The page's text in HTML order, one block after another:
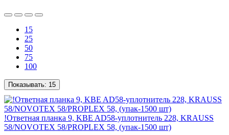
15
25
50
75
100
Показывать: 15
!Ответная планка 9, KBE AD58-уплотнитель 228, KRAUSS
58/NOVOTEX 58/PROPLEX 58, (упак-1500 шт)